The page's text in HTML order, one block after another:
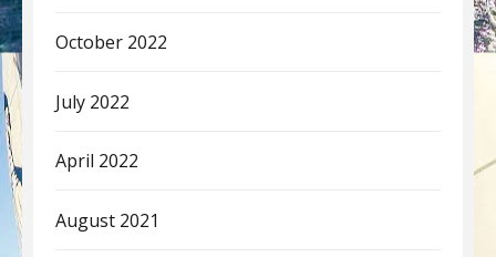
October 2022
July 2022
April 2022
August 2021